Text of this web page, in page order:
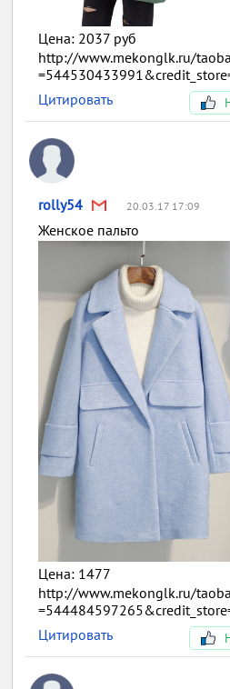
Цена: 2037 руб
http://www.mekonglk.ru/
Цитировать
rolly54 20.03.17 17:09
Женское пальто
Цена: 1477
http://www.mekonglk.ru/
Цитировать